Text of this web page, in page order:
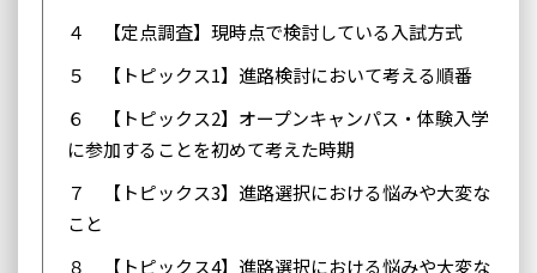
４ 【定点調査】現時点で検討している入試方式
５ 【トピックス1】進路検討において考える順番
６ 【トピックス2】オープンキャンパス・体験入学
に参加することを初めて考えた時期
７ 【トピックス3】進路選択における悩みや大変な
こと
８ 【トピックス4】進路選択における悩みや大変な